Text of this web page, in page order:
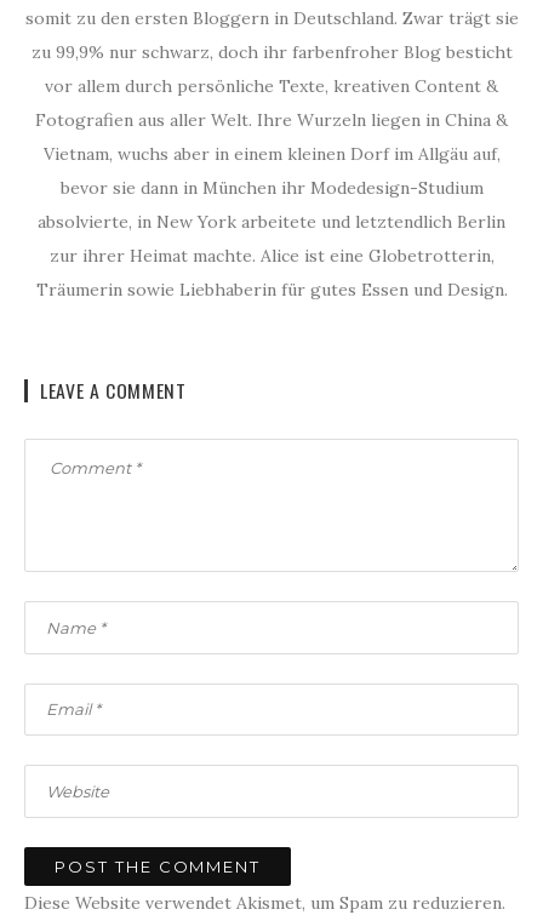
somit zu den ersten Bloggern in Deutschland. Zwar trägt sie
zu 99,9% nur schwarz, doch ihr farbenfroher Blog besticht
vor allem durch persönliche Texte, kreativen Content &
Fotografien aus aller Welt. Ihre Wurzeln liegen in China &
Vietnam, wuchs aber in einem kleinen Dorf im Allgäu auf,
bevor sie dann in München ihr Modedesign-Studium
absolvierte, in New York arbeitete und letztendlich Berlin
zur ihrer Heimat machte. Alice ist eine Globetrotterin,
Träumerin sowie Liebhaberin für gutes Essen und Design.
LEAVE A COMMENT
Diese Website verwendet Akismet, um Spam zu reduzieren.